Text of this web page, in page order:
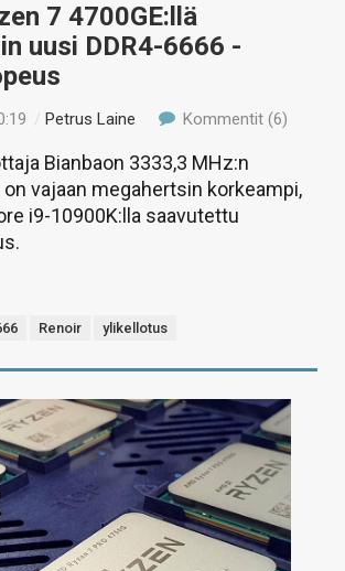
7 4700GE:llä
uusi DDR4-6666 -
/Petrus Laine Kommentit (6)
Bianbaon 3333,3 MHz:n
vajaan megahertsin korkeampi,
i9-10900K:lla saavutettu
Renoir ylikellotus